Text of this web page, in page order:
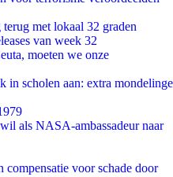
met lokaal 32 graden
van week 32
moeten we onze
in scholen aan: extra mondelinge
als NASA-ambassadeur naar
voor schade door